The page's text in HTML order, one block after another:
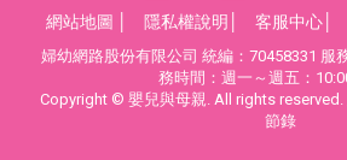
網站地圖 隱私權說明 客服中心
婦幼網路股份有限公司 統編：70458331 服
務時間：週一～週五：
Copyright © 嬰兒與母親. All rights
節錄